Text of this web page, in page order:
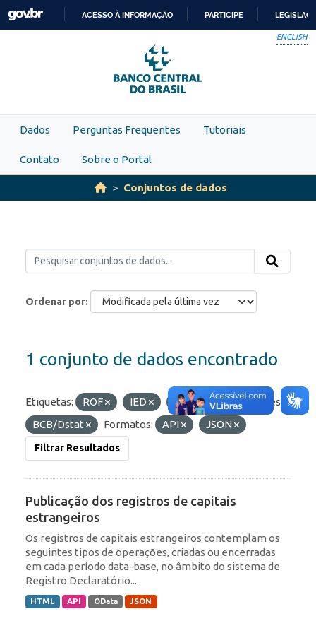
Skip to main content
PARA
O
CONTEÚDO
ACESSO À INFORMAÇÃO PARTICIPE
ENGLISH
Dados Perguntas Frequentes Tutoriais
Contato Sobre o Portal
Conjuntos de dados
Ordenar por
1 conjunto de dados encontrado
Etiquetas: ROF IED RDE
Organizações:
BCB/Dstat
Formatos: API JSON
Filtrar Resultados
Publicação dos registros de capitais
estrangeiros
Os registros de capitais estrangeiros contemplam os
seguintes tipos de operações, criadas ou encerradas
em cada período data-base, no âmbito do sistema de
Registro Declaratório...
HTML API OData JSON